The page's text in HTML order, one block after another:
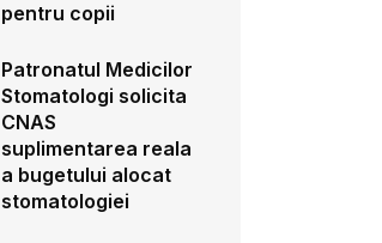
pentru copii
Patronatul Medicilor
Stomatologi solicita
CNAS
suplimentarea reala
a bugetului alocat
stomatologiei